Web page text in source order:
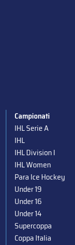
Campionati
IHL Serie A
IHL
IHL Division I
IHL Women
Para Ice Hockey
Under 19
Under 16
Under 14
Supercoppa
Coppa Italia